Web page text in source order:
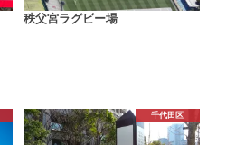
秩父宮ラグビー場
千代田区